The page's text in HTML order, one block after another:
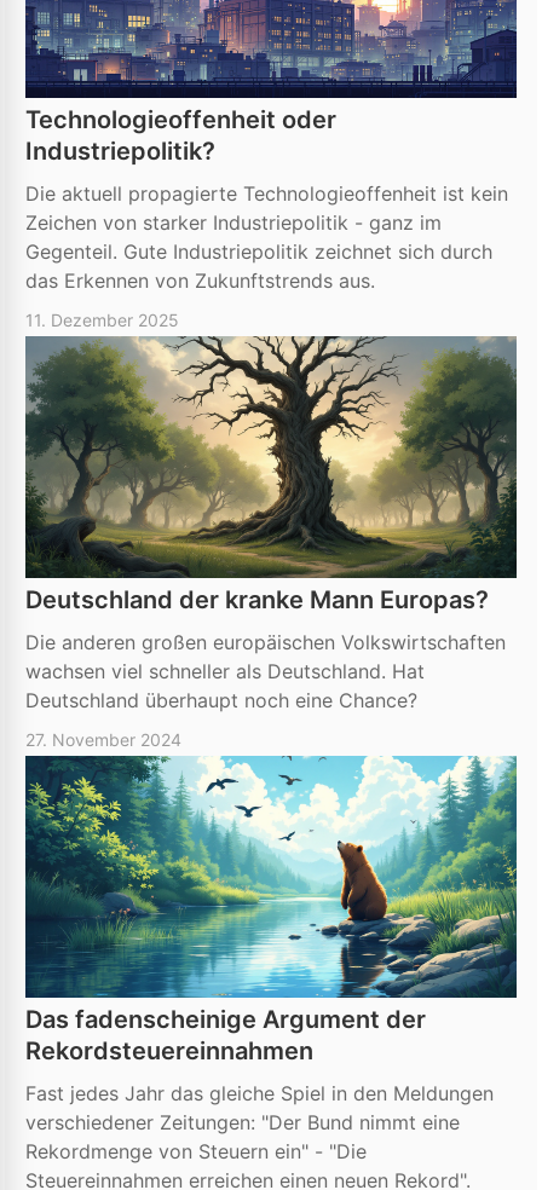
Technologieoffenheit oder
Industriepolitik?
Die aktuell propagierte Technologieoffenheit ist kein
Zeichen von starker Industriepolitik - ganz im
Gegenteil. Gute Industriepolitik zeichnet sich durch
das Erkennen von Zukunftstrends aus.
11. Dezember 2025
Deutschland der kranke Mann Europas?
Die anderen großen europäischen Volkswirtschaften
wachsen viel schneller als Deutschland. Hat
Deutschland überhaupt noch eine Chance?
27. November 2024
Das fadenscheinige Argument der
Rekordsteuereinnahmen
Fast jedes Jahr das gleiche Spiel in den Meldungen
verschiedener Zeitungen: "Der Bund nimmt eine
Rekordmenge von Steuern ein" - "Die
Steuereinnahmen erreichen einen neuen Rekord".